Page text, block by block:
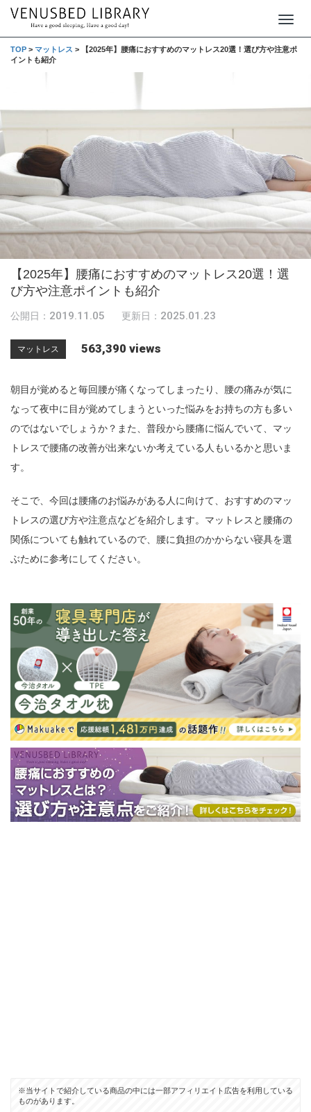
o
l
e
a
v
g
a
t
i
TOP > マットレス >
【2025年】腰痛におすすめのマットレス20選！選び方や注意ポ
イントも紹介
【2025年】腰痛におすすめのマットレス20選！選
び方や注意ポイントも紹介
公開日： 2019.11.05 更新日： 2025.01.23
マットレス 563,390 views
朝目が覚めると毎回腰が痛くなってしまったり、腰の痛みが気に
なって夜中に目が覚めてしまうといった悩みをお持ちの方も多い
のではないでしょうか？また、普段から腰痛に悩んでいて、マッ
トレスで腰痛の改善が出来ないか考えている人もいるかと思いま
す。
そこで、今回は腰痛のお悩みがある人に向けて、おすすめのマッ
トレスの選び方や注意点などを紹介します。マットレスと腰痛の
関係についても触れているので、腰に負担のかからない寝具を選
ぶために参考にしてください。
※当サイトで紹介している商品の中には一部アフィリエイト広告を利用している
ものがあります。